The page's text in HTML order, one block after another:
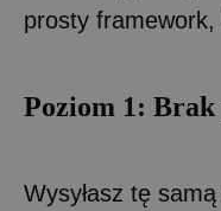
prosty
Poziom 1:
Wysyłasz tę